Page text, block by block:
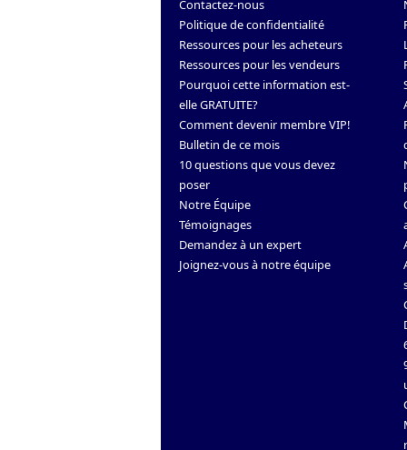
Contactez-nous
Politique de confidentialité
Ressources pour les acheteurs
Ressources pour les vendeurs
Pourquoi cette information est-
elle GRATUITE?
Comment devenir membre VIP!
Bulletin de ce mois
10 questions que vous devez
poser
Notre Équipe
Témoignages
Demandez à un expert
Joignez-vous à notre équipe